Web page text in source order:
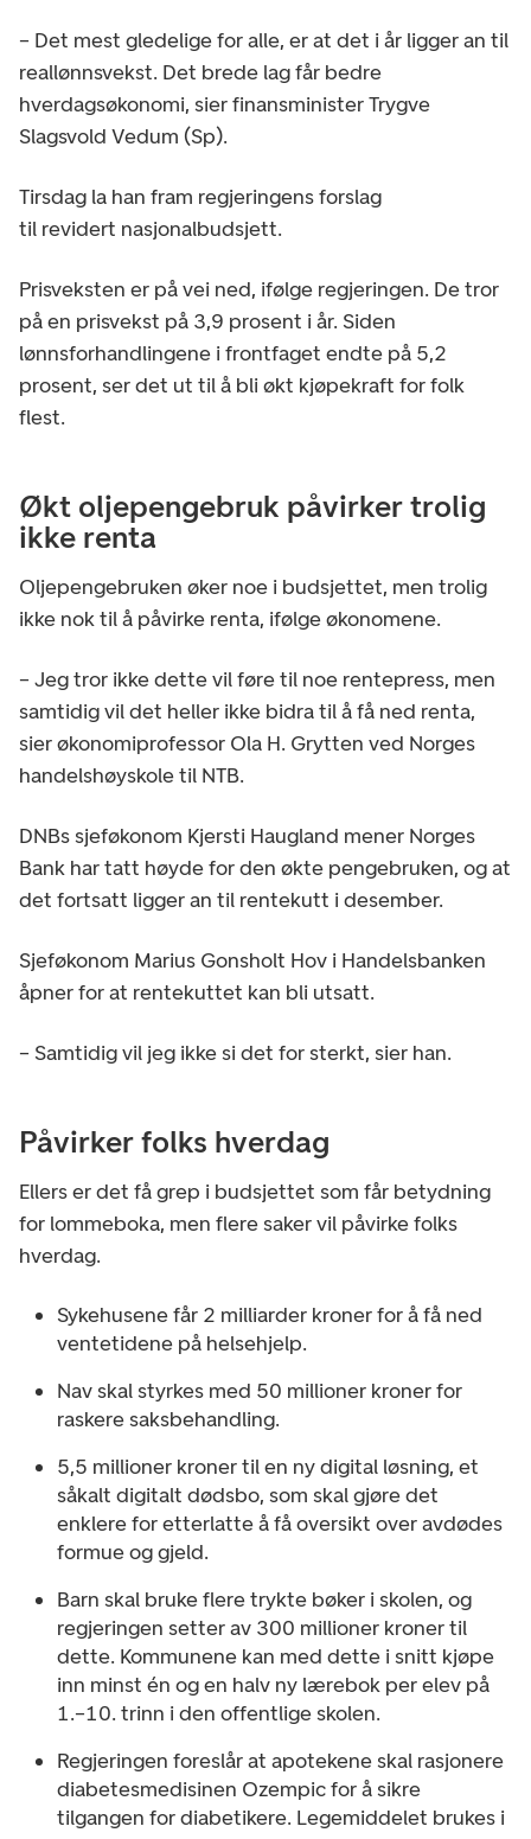
– Det mest gledelige for alle, er at det i år ligger an til
reallønnsvekst. Det brede lag får bedre
hverdagsøkonomi, sier finansminister Trygve
Slagsvold Vedum (Sp).
Tirsdag la han fram regjeringens forslag
til revidert nasjonalbudsjett.
Prisveksten er på vei ned, ifølge regjeringen. De tror
på en prisvekst på 3,9 prosent i år. Siden
lønnsforhandlingene i frontfaget endte på 5,2
prosent, ser det ut til å bli økt kjøpekraft for folk
flest.
Økt oljepengebruk påvirker trolig
ikke renta
Oljepengebruken øker noe i budsjettet, men trolig
ikke nok til å påvirke renta, ifølge økonomene.
– Jeg tror ikke dette vil føre til noe rentepress, men
samtidig vil det heller ikke bidra til å få ned renta,
sier økonomiprofessor Ola H. Grytten ved Norges
handelshøyskole til NTB.
DNBs sjeføkonom Kjersti Haugland mener Norges
Bank har tatt høyde for den økte pengebruken, og at
det fortsatt ligger an til rentekutt i desember.
Sjeføkonom Marius Gonsholt Hov i Handelsbanken
åpner for at rentekuttet kan bli utsatt.
– Samtidig vil jeg ikke si det for sterkt, sier han.
Påvirker folks hverdag
Ellers er det få grep i budsjettet som får betydning
for lommeboka, men flere saker vil påvirke folks
hverdag.
Sykehusene får 2 milliarder kroner for å få ned
ventetidene på helsehjelp.
Nav skal styrkes med 50 millioner kroner for
raskere saksbehandling.
5,5 millioner kroner til en ny digital løsning, et
såkalt digitalt dødsbo, som skal gjøre det
enklere for etterlatte å få oversikt over avdødes
formue og gjeld.
Barn skal bruke flere trykte bøker i skolen, og
regjeringen setter av 300 millioner kroner til
dette. Kommunene kan med dette i snitt kjøpe
inn minst én og en halv ny lærebok per elev på
1.–10. trinn i den offentlige skolen.
Regjeringen foreslår at apotekene skal rasjonere
diabetesmedisinen Ozempic for å sikre
tilgangen for diabetikere. Legemiddelet brukes i